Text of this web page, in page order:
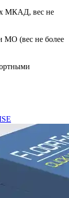
МКАД, вес не
МО (вес не более